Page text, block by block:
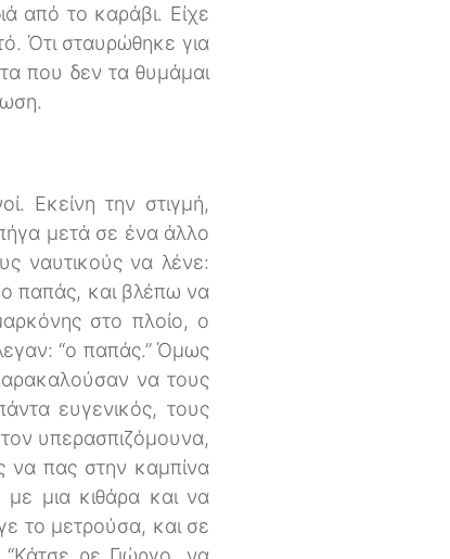
από το καράβι. Είχε
Ότι σταυρώθηκε για
που δεν τα θυμάμαι
Εκείνη την στιγμή,
μετά σε ένα άλλο
ναυτικούς να λένε:
ο παπάς, και βλέπω να
στο πλοίο, ο
“ο παπάς.” Όμως
να τους
ευγενικός, τους
υπερασπιζόμουνα,
να πας στην καμπίνα
μια κιθάρα και να
το μετρούσα, και σε